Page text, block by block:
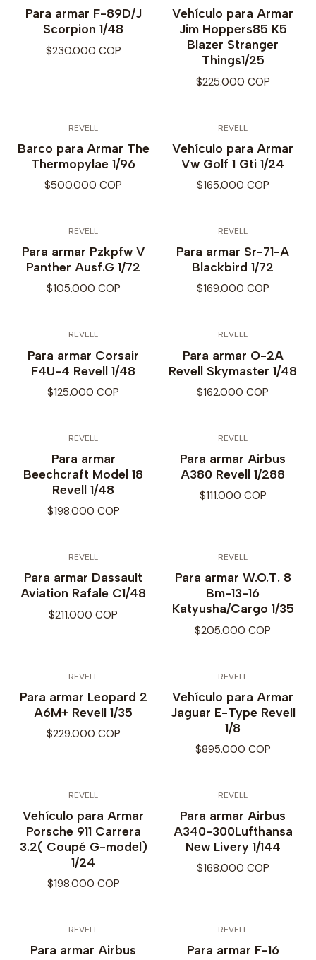
Para armar F-89D/J
Scorpion 1/48
$230.000 COP
Vehículo para Armar
Jim Hoppers85 K5
Blazer Stranger
Things1/25
$225.000 COP
REVELL
Barco para Armar The
Thermopylae 1/96
$500.000 COP
REVELL
Vehículo para Armar
Vw Golf 1 Gti 1/24
$165.000 COP
REVELL
Para armar Pzkpfw V
Panther Ausf.G 1/72
$105.000 COP
REVELL
Para armar Sr-71-A
Blackbird 1/72
$169.000 COP
REVELL
Para armar Corsair
F4U-4 Revell 1/48
$125.000 COP
REVELL
Para armar O-2A
Revell Skymaster 1/48
$162.000 COP
REVELL
Para armar
Beechcraft Model 18
Revell 1/48
$198.000 COP
REVELL
Para armar Airbus
A380 Revell 1/288
$111.000 COP
REVELL
Para armar Dassault
Aviation Rafale C1/48
$211.000 COP
REVELL
Para armar W.O.T. 8
Bm-13-16
Katyusha/Cargo 1/35
$205.000 COP
REVELL
Para armar Leopard 2
A6M+ Revell 1/35
$229.000 COP
REVELL
Vehículo para Armar
Jaguar E-Type Revell
1/8
$895.000 COP
REVELL
Vehículo para Armar
Porsche 911 Carrera
3.2( Coupé G-model)
1/24
$198.000 COP
REVELL
Para armar Airbus
A340-300Lufthansa
New Livery 1/144
$168.000 COP
REVELL
Para armar Airbus
REVELL
Para armar F-16